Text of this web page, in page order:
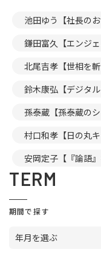
池田ゆう【社長のお
鎌田富久【エンジェ
北尾吉孝【世相を斬
鈴木康弘【デジタル
孫泰蔵【孫泰蔵の
村口和孝【日の丸
安岡定子【『論語』
TERM
期間で探す
年月を選ぶ